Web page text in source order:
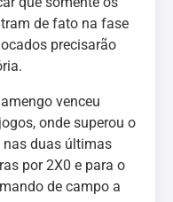
de fato na fase
precisarão
venceu
onde superou o
nas duas últimas
por 2X0 e para o
de campo a